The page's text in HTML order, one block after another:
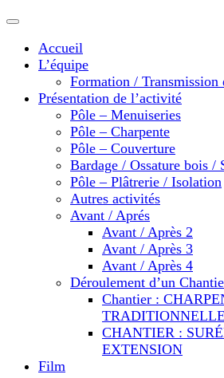
Accueil
L’équipe
Formation / Transmission
Présentation de l’activité
Pôle – Menuiseries
Pôle – Charpente
Pôle – Couverture
Bardage / Ossature bois /
Pôle – Plâtrerie / Isolation
Autres activités
Avant / Aprés
Avant / Après 2
Avant / Après 3
Avant / Après 4
Déroulement d’un
Chantier :
TRADITIONNELLE
CHANTIER :
EXTENSION
Film